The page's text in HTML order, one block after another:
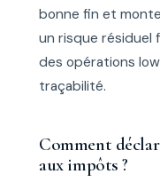
bonne fin et
un risque résiduel
des opérations
traçabilité.
Comment
aux impôts ?